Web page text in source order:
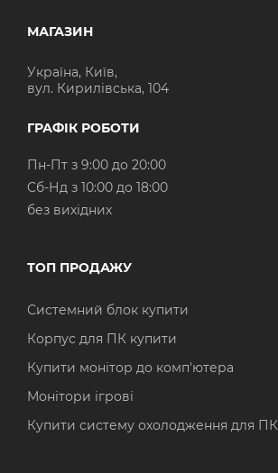
МАГАЗИН
Україна, Київ,
вул. Кирилівська, 104
ГРАФІК РОБОТИ
Пн-Пт з 9:00 до 20:00
Cб-Нд з 10:00 до 18:00
без вихідних
ТОП ПРОДАЖУ
Системний блок купити
Корпус для ПК купити
Купити монітор до комп'ютера
Монітори ігрові
Купити систему охолодження для ПК